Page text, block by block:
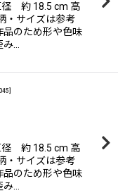
約 18.5 cm 高
サイズは参考
のため形や色味
み…
約 18.5 cm 高
サイズは参考
のため形や色味
み…